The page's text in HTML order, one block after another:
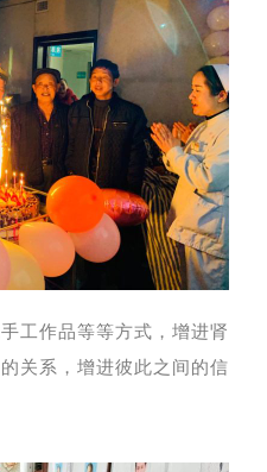
工作品等等方式，增进肾
关系，增进彼此之间的信